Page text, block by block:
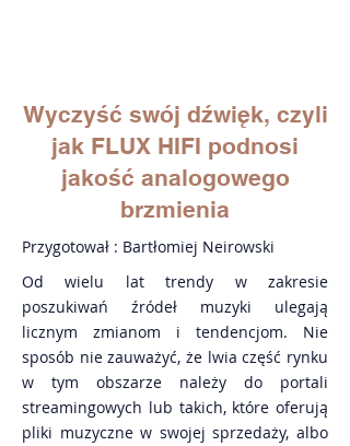
Wyczyść swój dźwięk, czyli
jak FLUX HIFI podnosi
jakość analogowego
brzmienia
Przygotował : Bartłomiej Neirowski
Od wielu lat trendy w zakresie
poszukiwań źródeł muzyki ulegają
licznym zmianom i tendencjom. Nie
sposób nie zauważyć, że lwia część rynku
w tym obszarze należy do portali
streamingowych lub takich, które oferują
pliki muzyczne w swojej sprzedaży, albo